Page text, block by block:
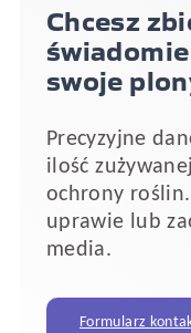
Chcesz
swoje
Precyzyjne
ilość
ochrony
uprawie lub
media.
Formularz